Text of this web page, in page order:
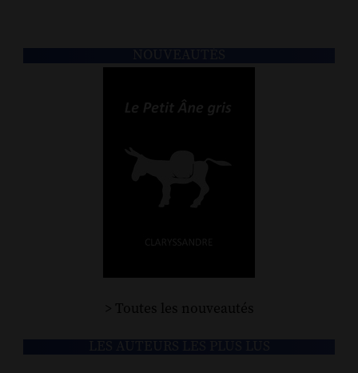
> Toutes les nouveautés